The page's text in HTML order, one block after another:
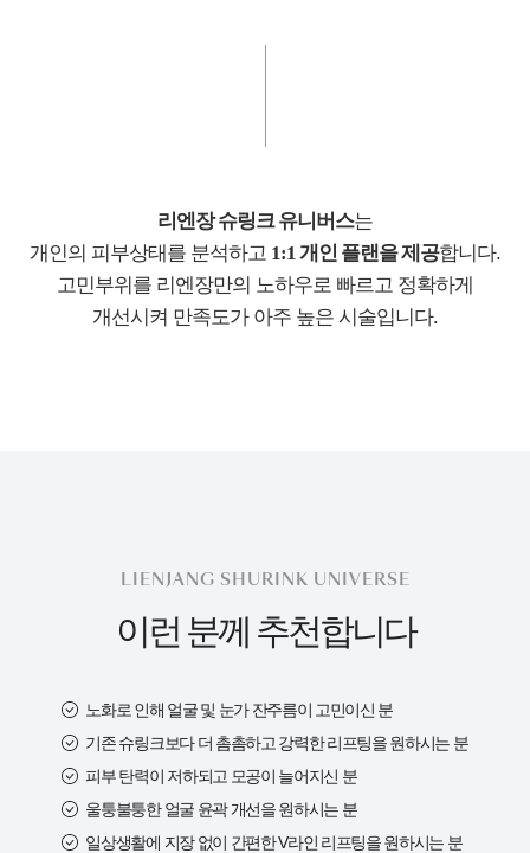
리엔장 슈링크 유니버스는
개인의 피부상태를 분석하고 1:1 개인 플랜을 제공합니다.
고민부위를 리엔장만의 노하우로 빠르고 정확하게
개선시켜 만족도가 아주 높은 시술입니다.
LIENJANG SHURINK UNIVERSE
이런 분께 추천합니다
노화로 인해 얼굴 및 눈가 잔주름이 고민이신 분
기존 슈링크보다 더 촘촘하고 강력한 리프팅을 원하시는 분
피부 탄력이 저하되고 모공이 늘어지신 분
울퉁불퉁한 얼굴 윤곽 개선을 원하시는 분
일상생활에 지장 없이 간편한 V라인 리프팅을 원하시는 분